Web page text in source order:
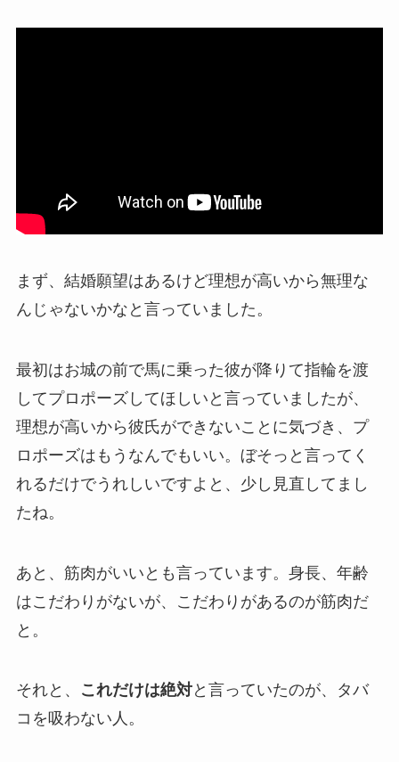
まず、結婚願望はあるけど理想が高いから無理な
んじゃないかなと言っていました。
最初はお城の前で馬に乗った彼が降りて指輪を渡
してプロポーズしてほしいと言っていましたが、
理想が高いから彼氏ができないことに気づき、 プ
ロポーズはもうなんでもいい。ぼそっと言ってく
れるだけでうれしいですよ と、少し見直してまし
たね。
あと、筋肉がいいとも言っています。身長、年齢
はこだわりがないが、こだわりがあるのが筋肉だ
と。
それと、 これだけは絶対と言っていたのが、
タバ
コを吸わない人 。